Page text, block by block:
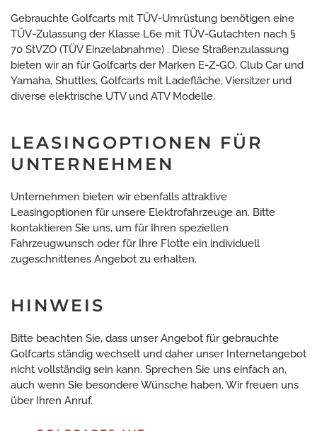
Gebrauchte Golfcarts mit TÜV-Umrüstung benötigen eine
TÜV-Zulassung der Klasse L6e mit TÜV-Gutachten nach §
70 StVZO (TÜV Einzelabnahme) . Diese Straßenzulassung
bieten wir an für Golfcarts der Marken E-Z-GO, Club Car und
Yamaha, Shuttles, Golfcarts mit Ladefläche, Viersitzer und
diverse elektrische UTV und ATV Modelle.
LEASINGOPTIONEN FÜR
UNTERNEHMEN
Unternehmen bieten wir ebenfalls attraktive
Leasingoptionen für unsere Elektrofahrzeuge an. Bitte
kontaktieren Sie uns, um für Ihren speziellen
Fahrzeugwunsch oder für Ihre Flotte ein individuell
zugeschnittenes Angebot zu erhalten.
HINWEIS
Bitte beachten Sie, dass unser Angebot für gebrauchte
Golfcarts ständig wechselt und daher unser Internetangebot
nicht vollständig sein kann. Sprechen Sie uns einfach an,
auch wenn Sie besondere Wünsche haben. Wir freuen uns
über Ihren Anruf.